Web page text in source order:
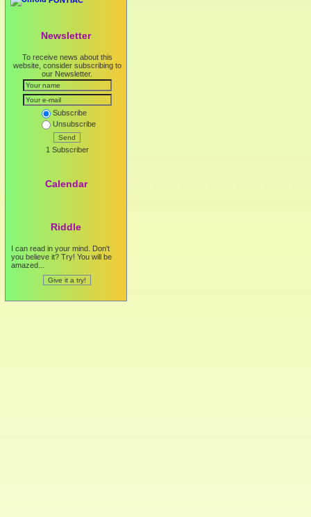
Newsletter
To receive news about this
website, consider subscribing to
our Newsletter.
Subscribe
Unsubscribe
Send
1 Subscriber
Calendar
Riddle
I can read in your mind. Don't
you believe it? Try! You will be
amazed...